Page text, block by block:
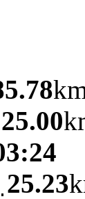
25.00
25.23